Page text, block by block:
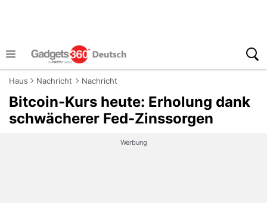
Haus Nachricht Nachricht
Bitcoin-Kurs heute: Erholung dank
schwächerer Fed-Zinssorgen
Werbung